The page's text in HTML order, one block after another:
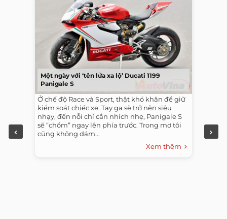
Một ngày với ‘tên lửa xa lộ’ Ducati 1199
Panigale S
Ở chế độ Race và Sport, thật khó khăn để giữ
kiểm soát chiếc xe. Tay ga sẽ trở nên siêu
nhạy, đến nỗi chỉ cần nhích nhẹ, Panigale S
sẽ “chồm” ngay lên phía trước. Trong mơ tôi
cũng không dám...
Xem thêm